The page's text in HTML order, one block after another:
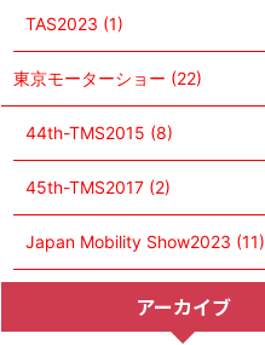
TAS2023 (1)
東京モーターショー (22)
44th-TMS2015 (8)
45th-TMS2017 (2)
Japan Mobility Show2023 (11)
アーカイブ